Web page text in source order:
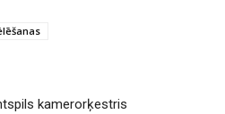
kamerorķestris